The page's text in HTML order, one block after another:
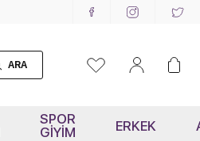
ARA
SPOR
GİYİM
ERKEK